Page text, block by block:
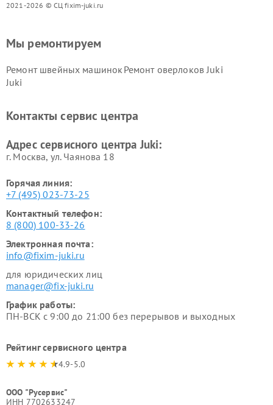
2021-2026 © СЦ fixim-juki.ru
Мы ремонтируем
Ремонт швейных машинок
Juki
Ремонт оверлоков Juki
Контакты сервис центра
Адрес сервисного центра Juki:
г. Москва, ул. Чаянова 18
Горячая линия:
+7 (495) 023-73-25
Контактный телефон:
8 (800) 100-33-26
Электронная почта:
info@fixim-juki.ru
для юридических лиц
manager@fix-juki.ru
График работы:
ПН-ВСК с 9:00 до 21:00 без перерывов и выходных
Рейтинг сервисного центра
4.9-5.0
ООО "Русервис"
ИНН 7702633247